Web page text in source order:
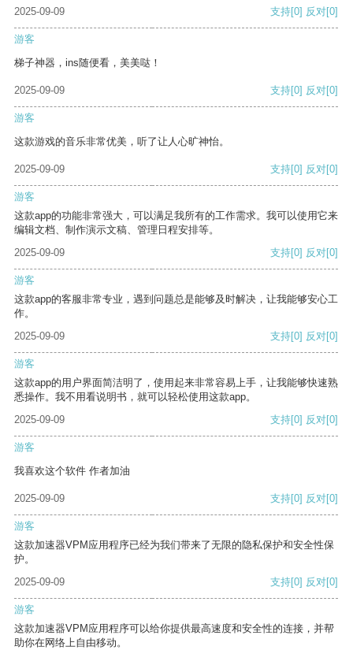
2025-09-09 支持[0] 反对[0]
游客
梯子神器，ins随便看，美美哒！
2025-09-09 支持[0] 反对[0]
游客
这款游戏的音乐非常优美，听了让人心旷神怡。
2025-09-09 支持[0] 反对[0]
游客
这款app的功能非常强大，可以满足我所有的工作需求。我可以使用它来
编辑文档、制作演示文稿、管理日程安排等。
2025-09-09
支持[0] 反对[0]
游客
这款app的客服非常专业，遇到问题总是能够及时解决，让我能够安心工
作。
2025-09-09
支持[0] 反对[0]
游客
这款app的用户界面简洁明了，使用起来非常容易上手，让我能够快速熟
悉操作。我不用看说明书，就可以轻松使用这款app。
2025-09-09
支持[0] 反对[0]
游客
我喜欢这个软件 作者加油
2025-09-09 支持[0] 反对[0]
游客
这款加速器VPM应用程序已经为我们带来了无限的隐私保护和安全性保
护。
2025-09-09
支持[0] 反对[0]
游客
这款加速器VPM应用程序可以给你提供最高速度和安全性的连接，并帮
助你在网络上自由移动。